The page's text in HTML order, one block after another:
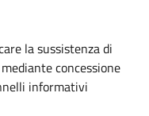
la sussistenza di
concessione
informativi